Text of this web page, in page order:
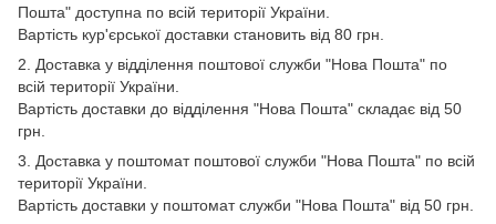
Пошта" доступна по всій території України.
Вартість кур'єрської доставки становить від 80 грн.
2. Доставка у відділення поштової служби "Нова Пошта" по
всій території України.
Вартість доставки до відділення "Нова Пошта" складає від 50
грн.
3. Доставка у поштомат поштової служби "Нова Пошта" по всій
території України.
Вартість доставки у поштомат служби "Нова Пошта" від 50 грн.